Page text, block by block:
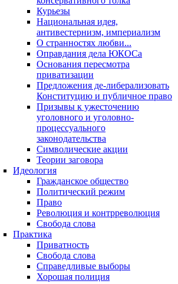
Курьезы
Национальная идея,
антивестернизм, империализм
О странностях любви...
Оправдания дела ЮКОСа
Основания пересмотра
приватизации
Предложения де-либерализовать
Конституцию и публичное право
Призывы к ужесточению
уголовного и уголовно-
процессуального
законодательства
Символические акции
Теории заговора
Идеология
Гражданское общество
Политический режим
Право
Революция и контрреволюция
Свобода слова
Практика
Приватность
Свобода слова
Справедливые выборы
Хорошая полиция